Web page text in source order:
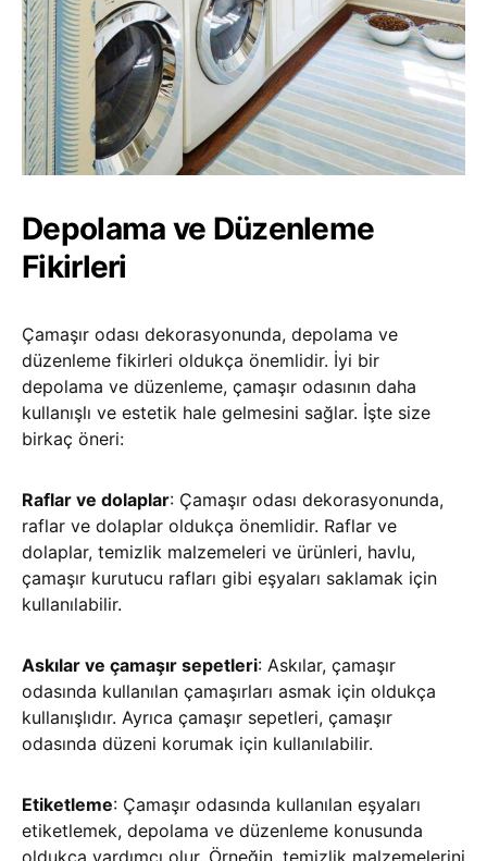
Depolama ve Düzenleme
Fikirleri
Çamaşır odası dekorasyonunda, depolama ve
düzenleme fikirleri oldukça önemlidir. İyi bir
depolama ve düzenleme, çamaşır odasının daha
kullanışlı ve estetik hale gelmesini sağlar. İşte size
birkaç öneri:
Raflar ve dolaplar: Çamaşır odası dekorasyonunda,
raflar ve dolaplar oldukça önemlidir. Raflar ve
dolaplar, temizlik malzemeleri ve ürünleri, havlu,
çamaşır kurutucu rafları gibi eşyaları saklamak için
kullanılabilir.
Askılar ve çamaşır sepetleri: Askılar, çamaşır
odasında kullanılan çamaşırları asmak için oldukça
kullanışlıdır. Ayrıca çamaşır sepetleri, çamaşır
odasında düzeni korumak için kullanılabilir.
Etiketleme: Çamaşır odasında kullanılan eşyaları
etiketlemek, depolama ve düzenleme konusunda
oldukça yardımcı olur. Örneğin, temizlik malzemelerini